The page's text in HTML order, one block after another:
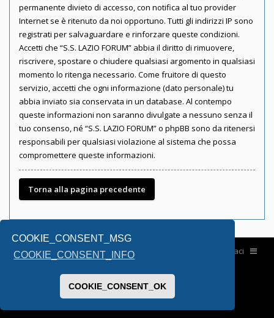
COOKIE_CONSENT_MSG
COOKIE_CONSENT_INFO
COOKIE_CONSENT_OK
permanente divieto di accesso, con notifica al tuo provider
Internet se è ritenuto da noi opportuno. Tutti gli indirizzi IP sono
registrati per salvaguardare e rinforzare queste condizioni.
Accetti che “S.S. LAZIO FORUM” abbia il diritto di rimuovere,
riscrivere, spostare o chiudere qualsiasi argomento in qualsiasi
momento lo ritenga necessario. Come fruitore di questo
servizio, accetti che ogni informazione (dato personale) tu
abbia inviato sia conservata in un database. Al contempo
queste informazioni non saranno divulgate a nessuno senza il
tuo consenso, né “S.S. LAZIO FORUM” o phpBB sono da ritenersi
responsabili per qualsiasi violazione al sistema che possa
compromettere queste informazioni.
Torna alla pagina precedente
Home Contattaci